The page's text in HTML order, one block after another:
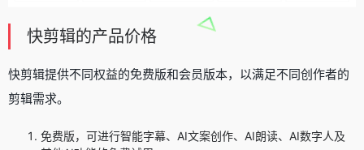
快剪辑的产品价格
快剪辑提供不同权益的免费版和会员版本，以满足不同创作者的
剪辑需求。
免费版，可进行智能字幕、AI文案创作、AI朗读、AI数字人及